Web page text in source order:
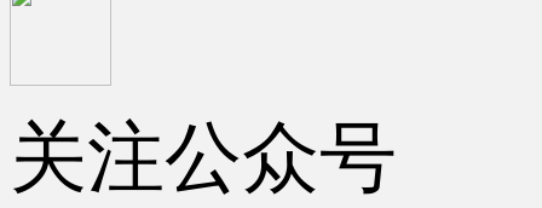
关注公众号